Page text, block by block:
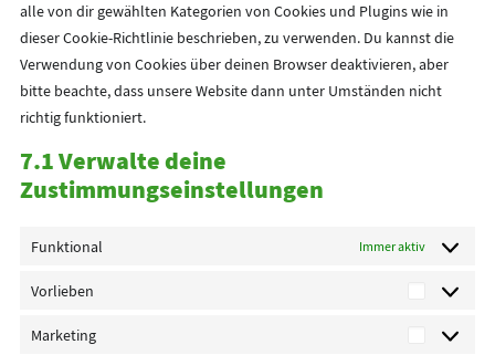
alle von dir gewählten Kategorien von Cookies und Plugins wie in
dieser Cookie-Richtlinie beschrieben, zu verwenden. Du kannst die
Verwendung von Cookies über deinen Browser deaktivieren, aber
bitte beachte, dass unsere Website dann unter Umständen nicht
richtig funktioniert.
7.1 Verwalte deine
Zustimmungseinstellungen
Funktional Immer aktiv
Vorlieben
Marketing